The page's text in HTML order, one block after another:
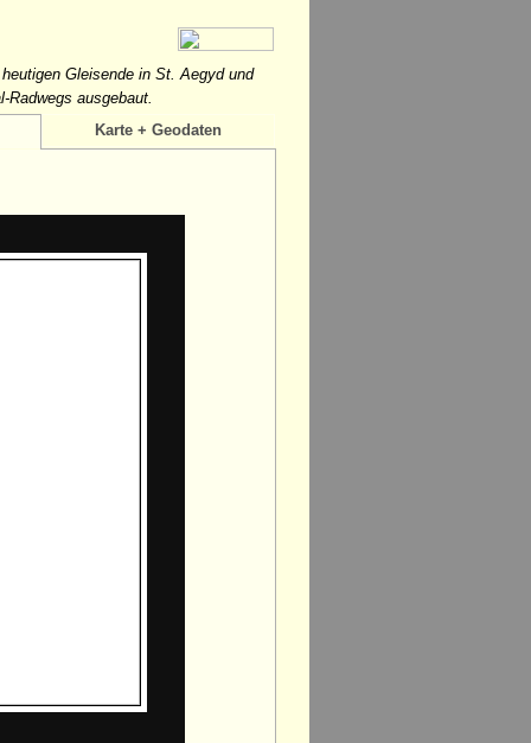
Gleisende in St. Aegyd und
Radwegs ausgebaut.
Karte + Geodaten